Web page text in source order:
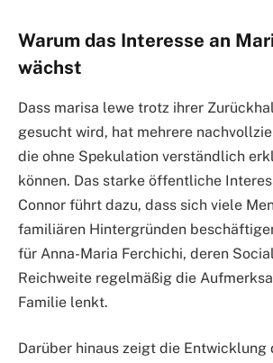
Warum das Interesse an
wächst
Dass marisa lewe trotz ihrer
gesucht wird, hat mehrere
die ohne Spekulation verständlich
können. Das starke öffentliche
Connor führt dazu, dass sich viele
familiären Hintergründen
für Anna-Maria Ferchichi, deren
Reichweite regelmäßig die
Familie lenkt.
Darüber hinaus zeigt die Entwicklung